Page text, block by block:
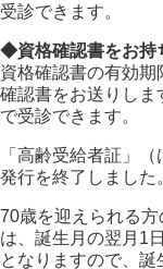
受診できます。
◆資格確認書をお持
資格確認書の有効
確認書をお送りしま
で受診できます。
「高齢受給者証」
発行を終了しました
70歳を迎えられる
は、誕生月の翌月1
となりますので、誕